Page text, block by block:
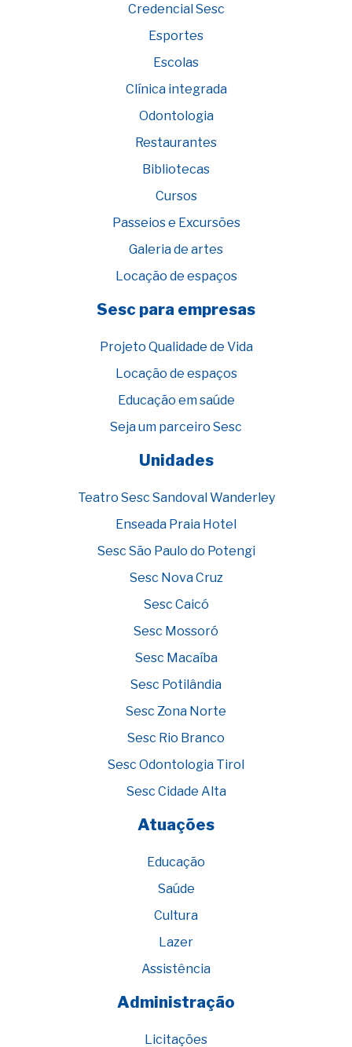
Credencial Sesc
Esportes
Escolas
Clínica integrada
Odontologia
Restaurantes
Bibliotecas
Cursos
Passeios e Excursões
Galeria de artes
Locação de espaços
Sesc para empresas
Projeto Qualidade de Vida
Locação de espaços
Educação em saúde
Seja um parceiro Sesc
Unidades
Teatro Sesc Sandoval Wanderley
Enseada Praia Hotel
Sesc São Paulo do Potengi
Sesc Nova Cruz
Sesc Caicó
Sesc Mossoró
Sesc Macaíba
Sesc Potilândia
Sesc Zona Norte
Sesc Rio Branco
Sesc Odontologia Tirol
Sesc Cidade Alta
Atuações
Educação
Saúde
Cultura
Lazer
Assistência
Administração
Licitações